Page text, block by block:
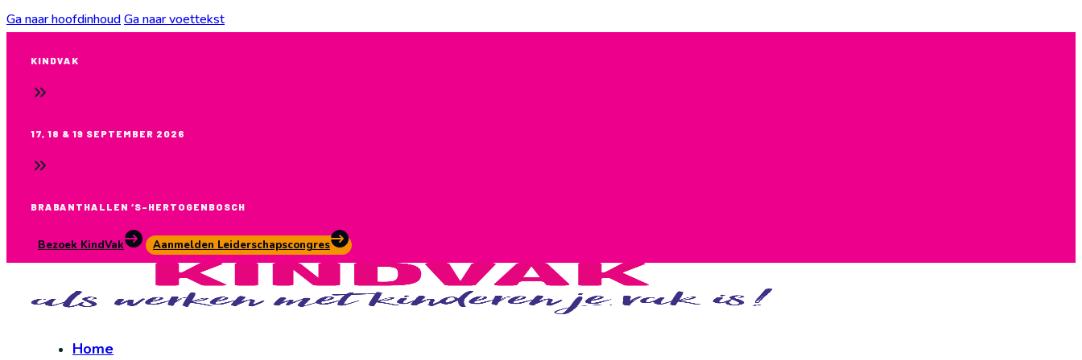
Ga naar hoofdinhoudGa naar voettekst
KINDVAK
17, 18 & 19 SEPTEMBER 2026
BRABANTHALLEN ‘S-HERTOGENBOSCH
Bezoek KindVak Aanmelden Leiderschapscongres
Home